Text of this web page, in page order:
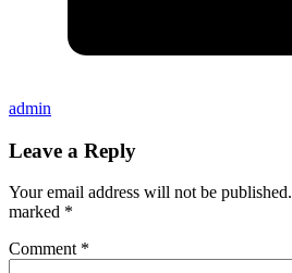
admin
Leave a Reply
Your email address will not be published.
marked *
Comment *